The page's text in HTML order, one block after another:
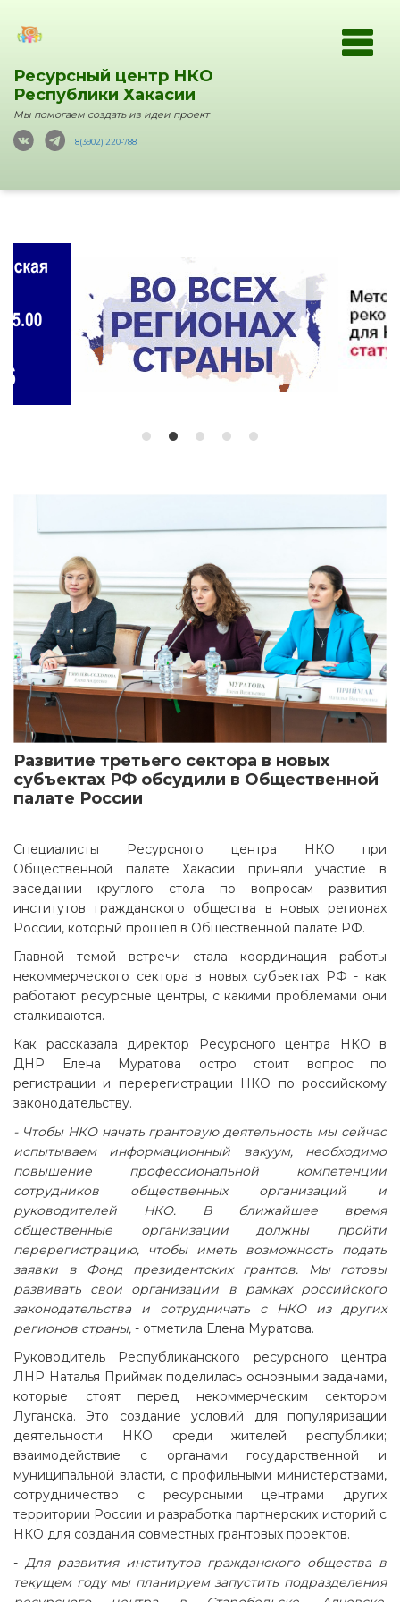
Ресурсный центр НКО
Республики Хакасии
Мы помогаем создать из идеи проект
8(3902) 220-788
Развитие третьего сектора в новых
субъектах РФ обсудили в Общественной
палате России
Специалисты Ресурсного центра НКО при
Общественной палате Хакасии приняли участие в
заседании круглого стола по вопросам развития
институтов гражданского общества в новых регионах
России, который прошел в Общественной палате РФ.
Главной темой встречи стала координация работы
некоммерческого сектора в новых субъектах РФ - как
работают ресурсные центры, с какими проблемами они
сталкиваются.
Как рассказала директор Ресурсного центра НКО в
ДНР Елена Муратова остро стоит вопрос по
регистрации и перерегистрации НКО по российскому
законодательству.
- Чтобы НКО начать грантовую деятельность мы сейчас
испытываем информационный вакуум, необходимо
повышение профессиональной компетенции
сотрудников общественных организаций и
руководителей НКО. В ближайшее время
общественные организации должны пройти
перерегистрацию, чтобы иметь возможность подать
заявки в Фонд президентских грантов. Мы готовы
развивать свои организации в рамках российского
законодательства и сотрудничать с НКО из других
регионов страны, - отметила Елена Муратова.
Руководитель Республиканского ресурсного центра
ЛНР Наталья Приймак поделилась основными задачами,
которые стоят перед некоммерческим сектором
Луганска. Это создание условий для популяризации
деятельности НКО среди жителей республики;
взаимодействие с органами государственной и
муниципальной власти, с профильными министерствами,
сотрудничество с ресурсными центрами других
территории России и разработка партнерских историй с
НКО для создания совместных грантовых проектов.
- Для развития институтов гражданского общества в
текущем году мы планируем запустить подразделения